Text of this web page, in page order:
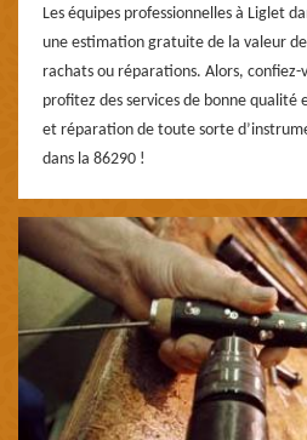
Les équipes professionnelles à Liglet
une estimation gratuite de la valeur
rachats ou réparations. Alors,
profitez des services de bonne
et réparation de toute sorte
dans la 86290 !